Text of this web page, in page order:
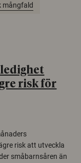
mångfald
risk för
risk att utveckla
småbarnsåren än